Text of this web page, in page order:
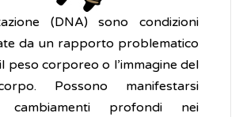
(DNA) sono condizioni
da un rapporto problematico
peso corporeo o l’immagine del
Possono manifestarsi
cambiamenti profondi nei